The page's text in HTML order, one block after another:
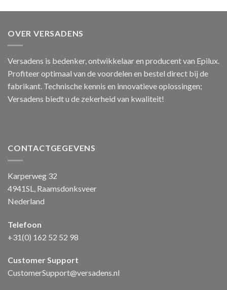
OVER VERSADENS
Versadens is bedenker, ontwikkelaar en producent van Epilux.
Profiteer optimaal van de voordelen en bestel direct bij de
fabrikant. Technische kennis en innovatieve oplossingen;
Versadens biedt u de zekerheid van kwaliteit!
CONTACTGEGEVENS
Karperweg 32
4941SL, Raamsdonksveer
Nederland
Telefoon
+31(0) 162 52 52 98
Customer Support
CustomerSupport@versadens.nl